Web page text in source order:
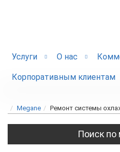
Услуги О нас
Корпоративным клиентам
Megane Ремонт системы
Поиск по